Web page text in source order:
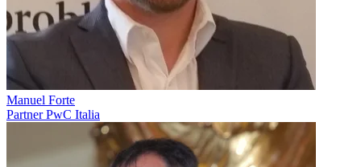
Manuel Forte
Partner PwC Italia